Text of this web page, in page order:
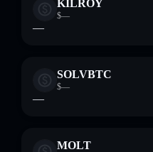
KILROY
$—
—
SOLVBTC
$—
—
MOLT